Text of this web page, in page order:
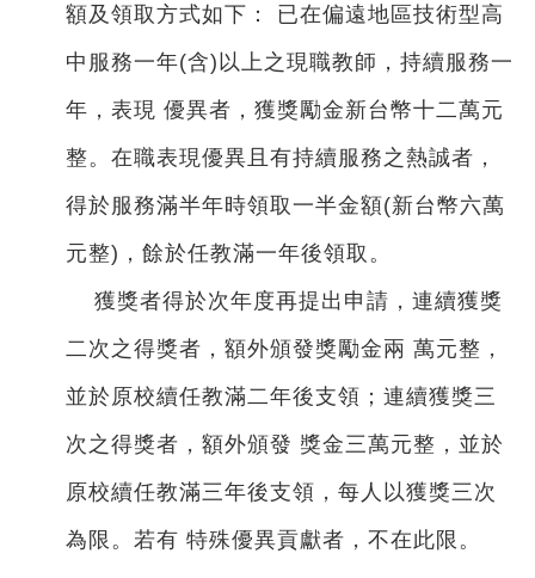
額及領取方式如下： 已在偏遠地區技術型高
中服務一年(含)以上之現職教師，持續服務一
年，表現 優異者，獲獎勵金新台幣十二萬元
整。在職表現優異且有持續服務之熱誠者，
得於服務滿半年時領取一半金額(新台幣六萬
元整)，餘於任教滿一年後領取。
獲獎者得於次年度再提出申請，連續獲獎
二次之得獎者，額外頒發獎勵金兩 萬元整，
並於原校續任教滿二年後支領；連續獲獎三
次之得獎者，額外頒發 獎金三萬元整，並於
原校續任教滿三年後支領，每人以獲獎三次
為限。若有 特殊優異貢獻者，不在此限。